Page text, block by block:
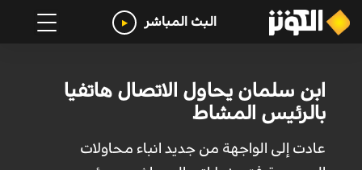
البث المباشر
ابن سلمان يحاول الاتصال هاتفيا
بالرئيس المشاط
عادت إلى الواجهة من جديد انباء محاولات